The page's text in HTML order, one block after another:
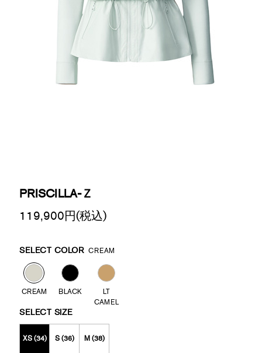
PRISCILLA-Ｚ
119,900円(税込)
Variations
SELECT COLOR CREAM
CREAM BLACK
LT
CAMEL
SELECT SIZE
XS (34) S (36) M (38)